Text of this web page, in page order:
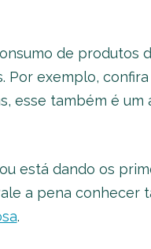
de produtos
Por exemplo,
esse também é um
está dando os
a pena conhecer
.